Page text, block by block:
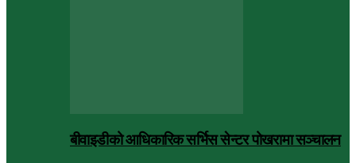
बीवाइडीको आधिकारिक सर्भिस सेन्टर पोखरामा सञ्चालन